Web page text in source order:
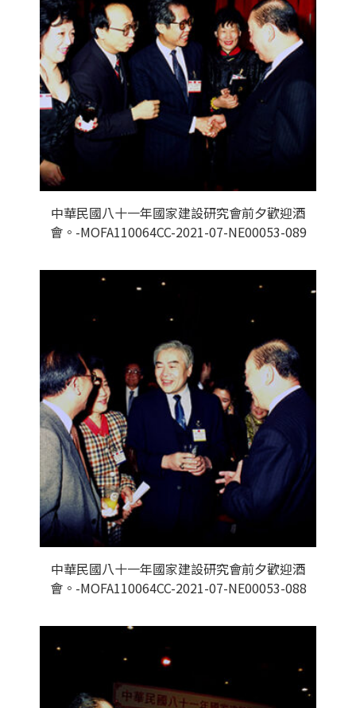
中華民國八十一年國家建設研究會前夕歡迎酒
會。-MOFA110064CC-2021-07-NE00053-089
中華民國八十一年國家建設研究會前夕歡迎酒
會。-MOFA110064CC-2021-07-NE00053-088